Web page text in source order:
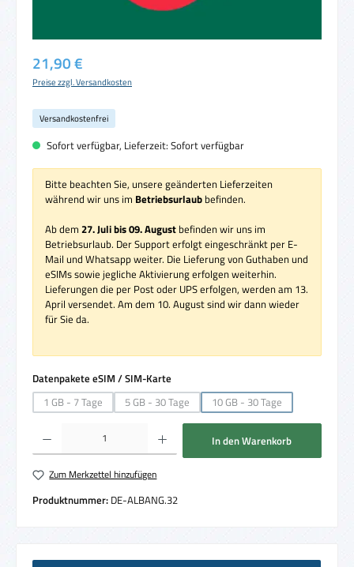
Regulärer Preis:
21,90 €
Preise zzgl. Versandkosten
Versandkostenfrei
Sofort verfügbar, Lieferzeit: Sofort verfügbar
Bitte beachten Sie, unsere geänderten Lieferzeiten
während wir uns im Betriebsurlaub befinden.
Ab dem 27. Juli bis 09. August befinden wir uns im
Betriebsurlaub. Der Support erfolgt eingeschränkt per E-
Mail und Whatsapp weiter. Die Lieferung von Guthaben und
eSIMs sowie jegliche Aktivierung erfolgen weiterhin.
Lieferungen die per Post oder UPS erfolgen, werden am 13.
April versendet. Am dem 10. August sind wir dann wieder
für Sie da.
Datenpakete eSIM / SIM-Karte
1 GB - 7 Tage(Diese Option ist zurzeit nicht verfügbar.)
5 GB - 30 Tage(Diese Option ist zurzeit nicht verfügbar.)
10 GB - 30 Tage(Diese Option ist zurzeit
Produkt Anzahl: Gib den gewünschten Wert ein oder benutze die Schaltflächen um
In den Warenkorb
Zum Merkzettel hinzufügen
Produktnummer: DE-ALBANG.32